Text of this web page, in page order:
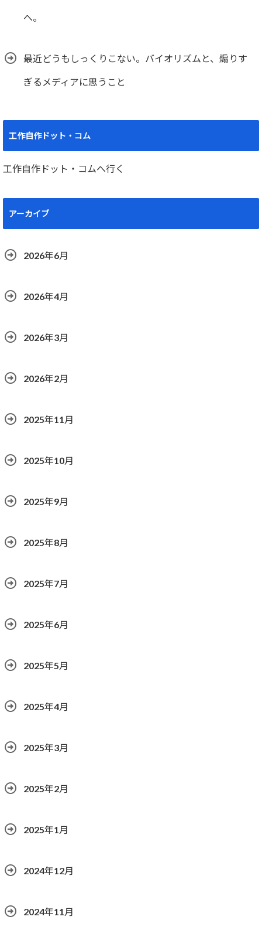
へ。
最近どうもしっくりこない。バイオリズムと、煽りす
ぎるメディアに思うこと
工作自作ドット・コム
工作自作ドット・コムへ行く
アーカイブ
2026年6月
2026年4月
2026年3月
2026年2月
2025年11月
2025年10月
2025年9月
2025年8月
2025年7月
2025年6月
2025年5月
2025年4月
2025年3月
2025年2月
2025年1月
2024年12月
2024年11月